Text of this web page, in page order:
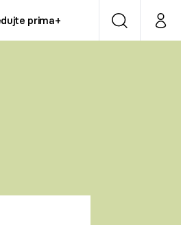
prima+ VyhledáváníMůj